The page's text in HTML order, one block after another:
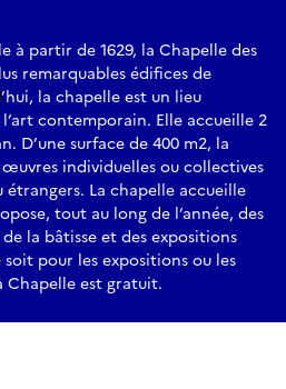
à partir de 1629, la Chapelle des
remarquables édifices de
la chapelle est un lieu
contemporain. Elle accueille 2
D’une surface de 400 m2, la
individuelles ou collectives
étrangers. La chapelle accueille
tout au long de l’année, des
la bâtisse et des expositions
pour les expositions ou les
Chapelle est gratuit.